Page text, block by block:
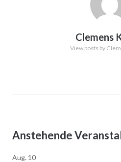
Clemens
View posts by
Anstehende
Aug. 10